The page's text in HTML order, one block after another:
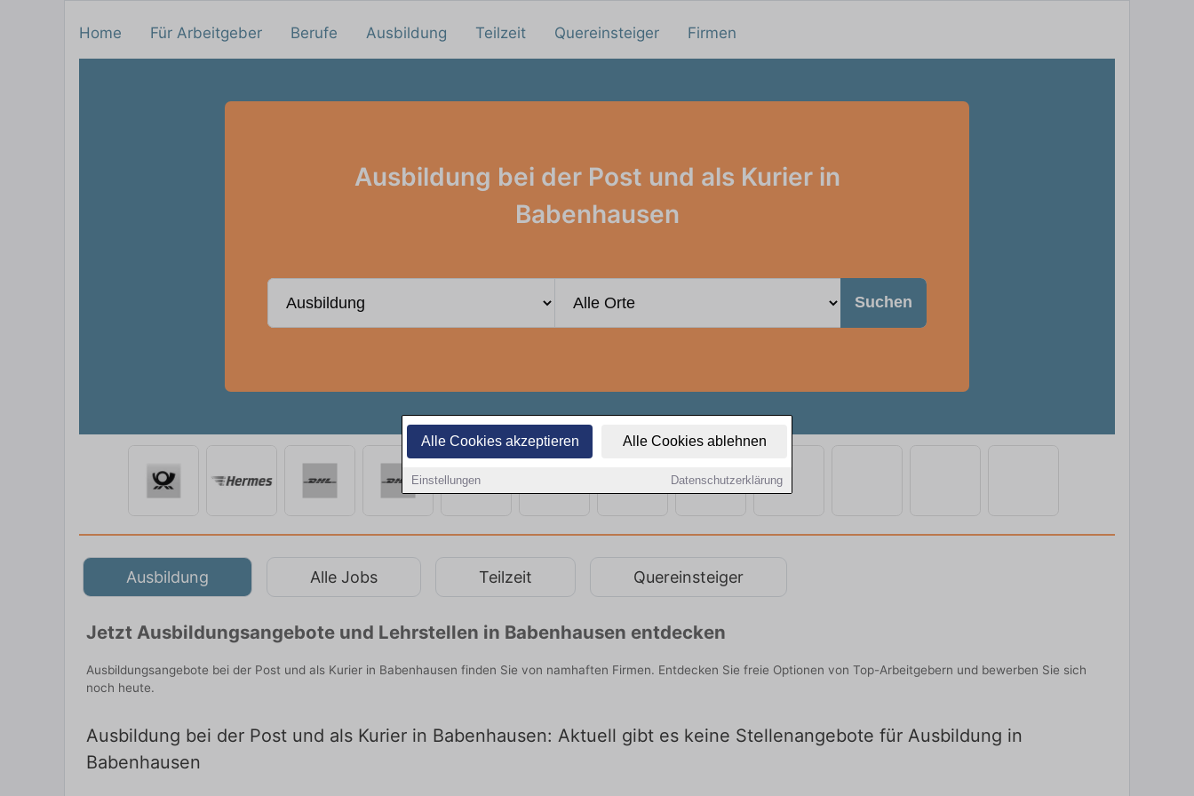
Alle Cookies akzeptieren Alle Cookies ablehnen
Einstellungen Datenschutzerklärung
Home Für Arbeitgeber Berufe Ausbildung Teilzeit Quereinsteiger Firmen
Ausbildung bei der Post und als Kurier in
Babenhausen
Suchen
Ausbildung Alle Jobs Teilzeit Quereinsteiger
Jetzt Ausbildungsangebote und Lehrstellen in Babenhausen entdecken
Ausbildungsangebote bei der Post und als Kurier in Babenhausen finden Sie von namhaften Firmen. Entdecken Sie freie Optionen von Top-Arbeitgebern und bewerben Sie sich
noch heute.
Ausbildung bei der Post und als Kurier in Babenhausen: Aktuell gibt es keine Stellenangebote für Ausbildung in
Babenhausen